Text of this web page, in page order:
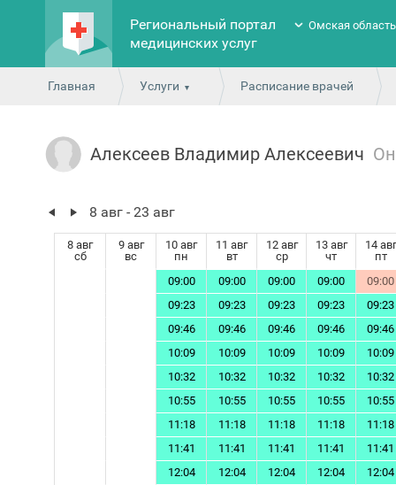
Региональный портал
медицинских услуг
Омская область
Главная Услуги Расписание врачей
Алексеев Владимир Алексеевич
8 авг - 23 авг
8 авг
сб
9 авг
вс
10 авг
пн
11 авг
вт
12 авг
ср
13 авг
чт
14 авг
пт
09:00
09:00 09:00 09:00
09:00
09:23
09:23 09:23 09:23
09:23
09:46
09:46 09:46 09:46
09:46
10:09
10:09 10:09 10:09
10:09
10:32
10:32 10:32 10:32
10:32
10:55
10:55 10:55 10:55
10:55
11:18
11:18 11:18 11:18
11:18
11:41
11:41 11:41 11:41
11:41
12:04
12:04 12:04 12:04
12:04